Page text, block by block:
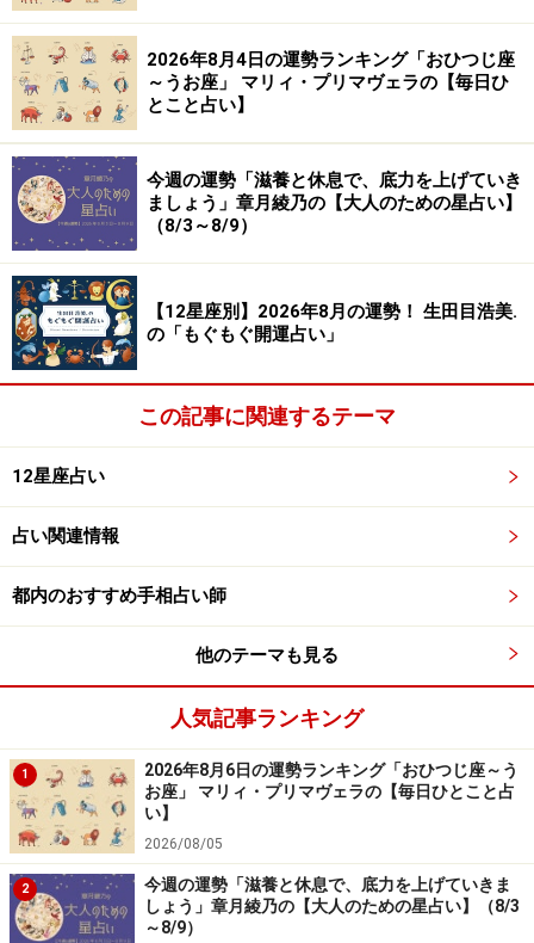
ボランティア活動、地域の活性化などに力を入れてみる
のもオススメです。多くの人が気付かないけれど、誰か
がやらないといけないことを引き受けると、軸ができて
ブレません。
＞【幸せのカルテ】他の星座が気になる人はこちら
※記事内容は執筆時点のものです。最新の内容をご確認くださ
い。
【編集部おすすめの購入サイト】
Amazonで占い関連の商品をチェック！
2026年8月4日の運勢ランキング「おひつじ座
～うお座」 マリィ・プリマヴェラの【毎日ひ
とこと占い】
今週の運勢「滋養と休息で、底力を上げていき
ましょう」章月綾乃の【大人のための星占い】
（8/3～8/9）
【12星座別】2026年8月の運勢！ 生田目浩美.
の「もぐもぐ開運占い」
この記事に関連するテーマ
12星座占い
占い関連情報
都内のおすすめ手相占い師
他のテーマも見る
人気記事ランキング
1
2026年8月6日の運勢ランキング「おひつじ座～う
お座」 マリィ・プリマヴェラの【毎日ひとこと占
い】
2026/08/05
2
今週の運勢「滋養と休息で、底力を上げていきま
しょう」章月綾乃の【大人のための星占い】（8/3
～8/9）